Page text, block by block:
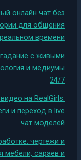
онлайн чат без
для общения
времени
с живыми
и медиумы
24/7
на RealGirls:
и переход в live
чат моделей
чертежи и
мебели, сараев и